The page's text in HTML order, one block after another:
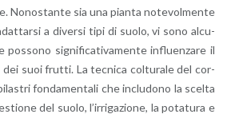
No­no­stan­te sia una pian­ta no­te­vol­men­te
a di­ver­si tipi di suolo, vi sono al­cu­
pos­so­no si­gni­fi­ca­ti­va­men­te in­fluen­za­re il
dei suoi frut­ti. La tec­ni­ca col­tu­ra­le del cor­
fon­da­men­ta­li che in­clu­do­no la scel­ta
del suolo, l’ir­ri­ga­zio­ne, la po­ta­tu­ra e